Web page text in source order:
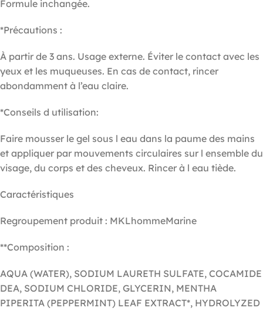
Formule inchangée.
*Précautions :
À partir de 3 ans. Usage externe. Éviter le contact avec les
yeux et les muqueuses. En cas de contact, rincer
abondamment à l’eau claire.
*Conseils d utilisation:
Faire mousser le gel sous l eau dans la paume des mains
et appliquer par mouvements circulaires sur l ensemble du
visage, du corps et des cheveux. Rincer à l eau tiède.
Caractéristiques
Regroupement produit : MKLhommeMarine
**Composition :
AQUA (WATER), SODIUM LAURETH SULFATE, COCAMIDE
DEA, SODIUM CHLORIDE, GLYCERIN, MENTHA
PIPERITA (PEPPERMINT) LEAF EXTRACT*, HYDROLYZED